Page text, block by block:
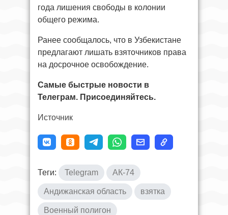
года лишения свободы в колонии
общего режима.
Ранее сообщалось, что в Узбекистане
предлагают лишать взяточников права
на досрочное освобождение.
Самые быстрые новости в
Телеграм. Присоединяйтесь.
Источник
Теги: Telegram АК-74
Андижанская область взятка
Военный полигон